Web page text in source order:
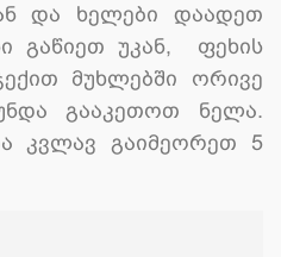
და ხელები დაადეთ
გაწიეთ უკან, ფეხის
მუხლებში ორივე
გააკეთოთ ნელა.
კვლავ გაიმეორეთ 5